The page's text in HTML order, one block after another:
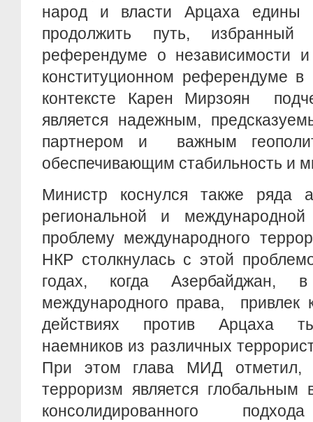
народ и власти Арцаха едины
продолжить путь,
референдуме о независимости
конституционном референдуме
контексте Карен Мирзоян
является надежным,
партнером и важным
обеспечивающим стабильность и
Министр коснулся также ряда
региональной и международной
проблему международного
НКР столкнулась с этой
годах, когда Азербайджан,
международного права, привлек
действиях против Арцаха
наемников из различных
При этом глава МИД отметил,
терроризм является
консолидированного